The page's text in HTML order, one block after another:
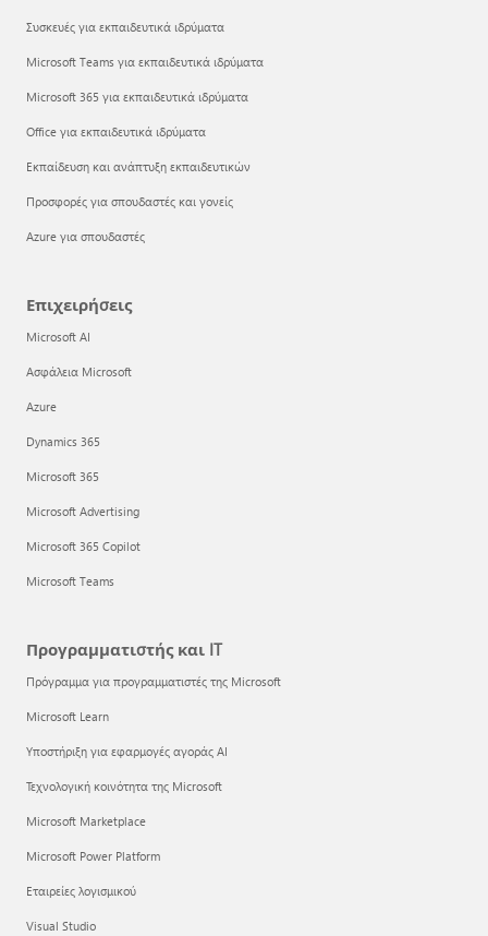
Συσκευές για εκπαιδευτικά ιδρύματα
Microsoft Teams για εκπαιδευτικά ιδρύματα
Microsoft 365 για εκπαιδευτικά ιδρύματα
Office για εκπαιδευτικά ιδρύματα
Εκπαίδευση και ανάπτυξη εκπαιδευτικών
Προσφορές για σπουδαστές και γονείς
Azure για σπουδαστές
Επιχειρήσεις
Microsoft AI
Ασφάλεια Microsoft
Azure
Dynamics 365
Microsoft 365
Microsoft Advertising
Microsoft 365 Copilot
Microsoft Teams
Προγραμματιστής και IT
Πρόγραμμα για προγραμματιστές της Microsoft
Microsoft Learn
Υποστήριξη για εφαρμογές αγοράς AI
Τεχνολογική κοινότητα της Microsoft
Microsoft Marketplace
Microsoft Power Platform
Εταιρείες λογισμικού
Visual Studio